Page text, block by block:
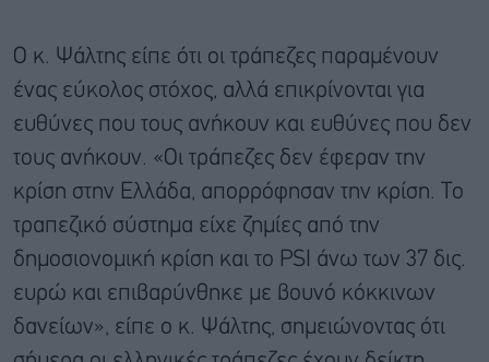
Ο κ. Ψάλτης είπε ότι οι τράπεζες παραμένουν
ένας εύκολος στόχος, αλλά επικρίνονται για
ευθύνες που τους ανήκουν και ευθύνες που δεν
τους ανήκουν. «Οι τράπεζες δεν έφεραν την
κρίση στην Ελλάδα, απορρόφησαν την κρίση. Το
τραπεζικό σύστημα είχε ζημίες από την
δημοσιονομική κρίση και το PSI άνω των 37 δις.
ευρώ και επιβαρύνθηκε με βουνό κόκκινων
δανείων», είπε ο κ. Ψάλτης, σημειώνοντας ότι